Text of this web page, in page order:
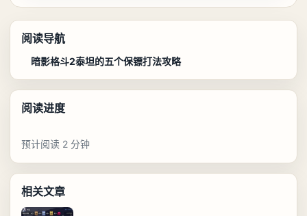
阅读导航
暗影格斗2泰坦的五个保镖打法攻略
阅读进度
预计阅读 2 分钟
相关文章